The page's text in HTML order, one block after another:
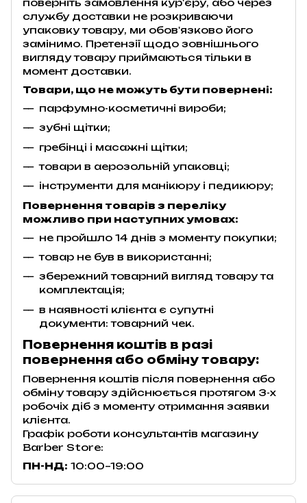
службу доставки не розкриваючи
упаковку товару, ми обов'язково його
замінимо. Претензії щодо зовнішнього
вигляду товару приймаються тільки в
момент доставки.
Товари, що не можуть бути повернені:
парфумно-косметичні вироби;
зубні щітки;
гребінці і масажні щітки;
товари в аерозольній упаковці;
інструменти для манікюру і педикюру;
Повернення товарів з переліку
можливо при наступних умовах:
не пройшло 14 днів з моменту покупки;
товар не був в використанні;
збережний товарний вигляд товару та
комплектація;
в наявності клієнта є супутні
документи: товарний чек.
Повернення коштів в разі
повернення або обміну товару:
Повернення коштів після повернення або
обміну товару здійснюється протягом 3-х
робочіх діб з моменту отримання заявки
клієнта.
Графік роботи консультантів магазину
Barber Store:
ПН-НД: 10:00–19:00